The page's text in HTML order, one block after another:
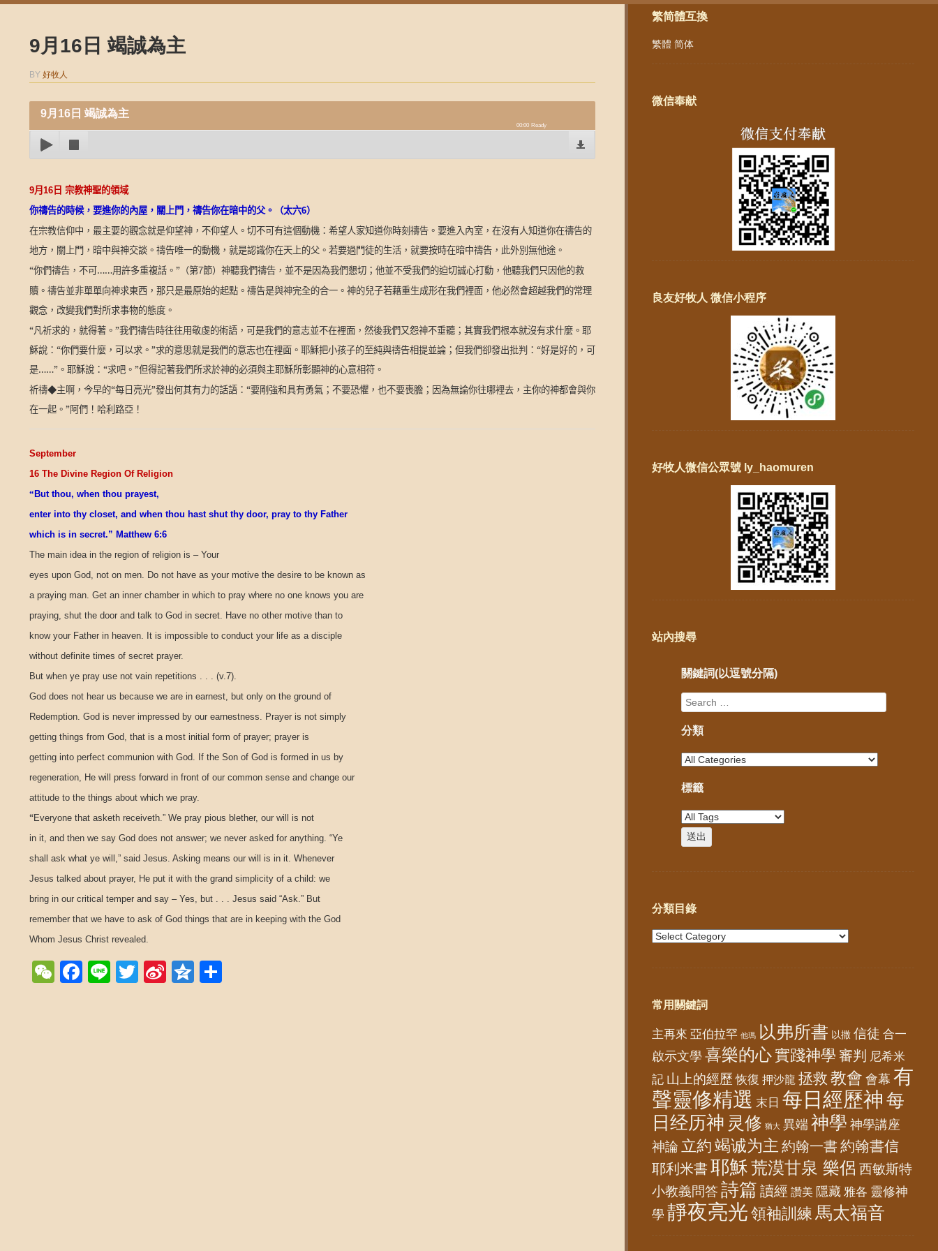
9月16日 竭誠為主
BY 好牧人
9月16日 竭誠為主
00:00 Ready
9月 16 日 宗教神聖的領域
你禱告的時候，要進你的內屋，關上門，禱告你在暗中的父。（太六6）
在宗教信仰中，最主要的觀念就是仰望神，不仰望人。切不可有這個動機：希望人家知道你時刻禱告。要進入內室，在沒有人知道你在禱告的
地方，關上門，暗中與神交談。禱告唯一的動機，就是認識你在天上的父。若要過門徒的生活，就要按時在暗中禱告，此外別無他途。
“你們禱告，不可……用許多重複話。”（第7節）神聽我們禱告，並不是因為我們懇切；他並不受我們的迫切誠心打動，他聽我們只因他的救
贖。禱告並非單單向神求東西，那只是最原始的起點。禱告是與神完全的合一。神的兒子若藉重生成形在我們裡面，他必然會超越我們的常理
觀念，改變我們對所求事物的態度。
“凡祈求的，就得著。”我們禱告時往往用敬虔的術語，可是我們的意志並不在裡面，然後我們又怨神不垂聽；其實我們根本就沒有求什麼。耶
穌說：“你們要什麼，可以求。”求的意思就是我們的意志也在裡面。耶穌把小孩子的至純與禱告相提並論；但我們卻發出批判：“好是好的，可
是……”。耶穌說：“求吧。”但得記著我們所求於神的必須與主耶穌所彰顯神的心意相符。
祈禱◆主啊，今早的“每日亮光”發出何其有力的話語：“要剛強和具有勇氣；不要恐懼，也不要喪膽；因為無論你往哪裡去，主你的神都會與你
在一起。”阿們！哈利路亞！
September
16 The Divine Region Of Religion
“ But thou, when thou prayest,
enter into thy closet, and when thou hast shut thy door, pray to thy Father
which is in secret.” Matthew 6:6
The main idea in the region of religion is – Your
eyes upon God, not on men. Do not have as your motive the desire to be known as
a praying man. Get an inner chamber in which to pray where no one knows you are
praying, shut the door and talk to God in secret. Have no other motive than to
know your Father in heaven. It is impossible to conduct your life as a disciple
without definite times of secret prayer.
But when ye pray use not vain repetitions . . . (v.7).
God does not hear us because we are in earnest, but only on the ground of
Redemption. God is never impressed by our earnestness. Prayer is not simply
getting things from God, that is a most initial form of prayer; prayer is
getting into perfect communion with God. If the Son of God is formed in us by
regeneration, He will press forward in front of our common sense and change our
attitude to the things about which we pray.
“Everyone that asketh receiveth.” We pray pious blether, our will is not
in it, and then we say God does not answer; we never asked for anything. “Ye
shall ask what ye will,” said Jesus. Asking means our will is in it. Whenever
Jesus talked about prayer, He put it with the grand simplicity of a child: we
bring in our critical temper and say – Yes, but . . . Jesus said “Ask.” But
remember that we have to ask of God things that are in keeping with the God
Whom Jesus Christ revealed.
WeChat
Facebook
LineTwitterSinaQzone
繁简體互換
繁體 简体
微信奉献
良友好牧人 微信小程序
好牧人微信公眾號 ly_haomuren
站內搜尋
關鍵詞(以逗號分隔)
分類
標籤
分類目錄
常用關鍵詞
主再來 亞伯拉罕 他瑪 以弗所書 以撒 信徒 合一
啟示文學 喜樂的心實踐神學 審判 尼希米
記 山上的經歷 恢復 押沙龍 拯救 教會 會幕 有
聲靈修精選 末日 每日經歷神 每
日经历神 灵修 猶大 異端 神學 神學講座
神論 立約 竭诚为主 約翰一書 約翰書信
耶利米書 耶穌荒漠甘泉 樂侶 西敏斯特
小教義問答詩篇 讀經 讚美 隱藏 雅各 靈修神
學 靜夜亮光 領袖訓練 馬太福音